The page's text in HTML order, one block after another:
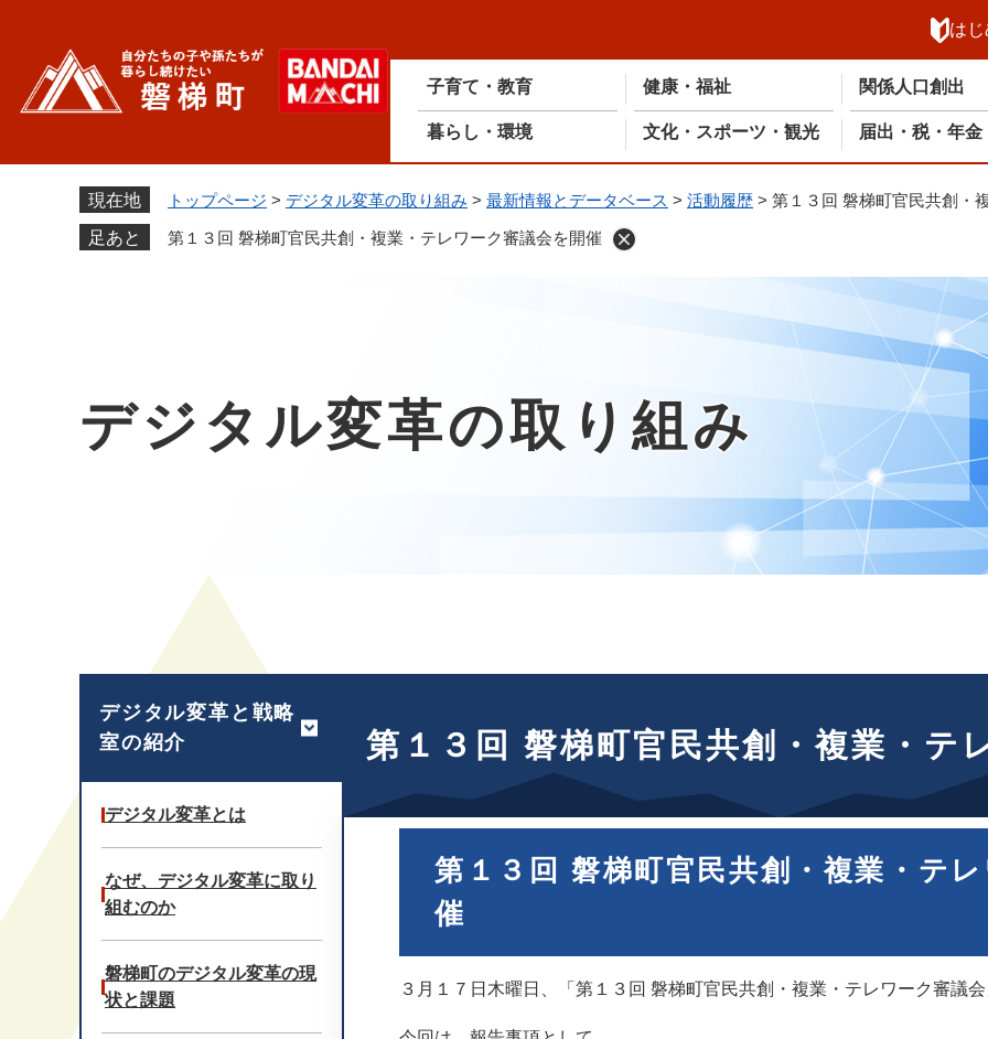
は
子育て・教育 健康・福祉 関係人口創出
暮らし・環境 文化・スポーツ・観光 届出・税・年金
現在地 トップページ > デジタル変革の取り組み > 最新情報とデータベース > 活動履歴 > 第１３回 磐梯町官民共創・
足あと
第１３回 磐梯町官民共創・複業・テレワーク審議会を開催
デジタル変革の取り組み
第１３回 磐梯町官民共創・複業・テ
第１３回 磐梯町官民共創・複業・テ
催
３月１７日木曜日、「第１３回 磐梯町官民共創・複業・テレワーク審議
デジタル変革と戦略
室の紹介
デジタル変革とは
なぜ、デジタル変革に取り
組むのか
磐梯町のデジタル変革の現
状と課題